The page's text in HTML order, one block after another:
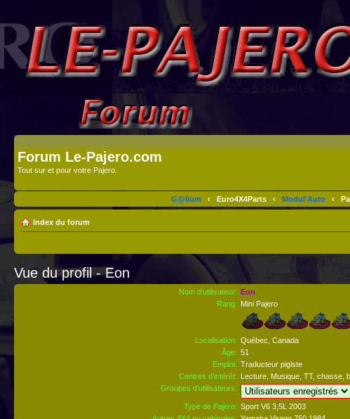
Forum Le-Pajero.com
Tout sur et pour votre Pajero.
G@lium ‹ Euro4X4Parts ‹ Modul'Auto ‹
Index du forum
Vue du profil - Eon
Nom d’utilisateur: Eon
Rang: Mini Pajero
Localisation: Québec, Canada
Âge: 51
Emploi: Traducteur pigiste
Centres d’intérêt: Lecture, Musique, TT, chasse,
Groupes d’utilisateurs:
Type de Pajero: Sport V6 3,5L 2003